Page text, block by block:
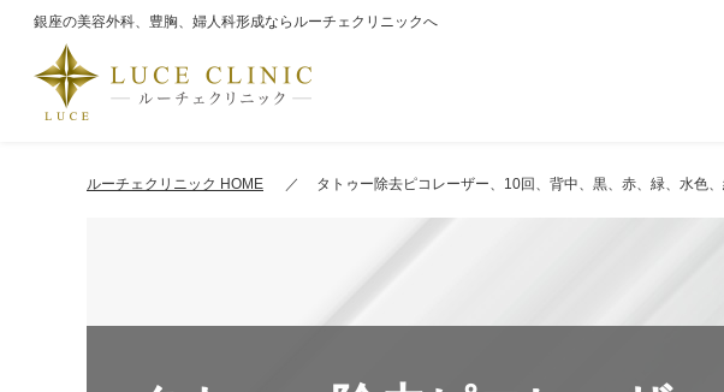
銀座の美容外科、豊胸、婦人科形成ならルーチェクリニックへ
ルーチェクリニック HOME タトゥー除去ピコレーザー、10回、背中、黒、赤、緑、水色